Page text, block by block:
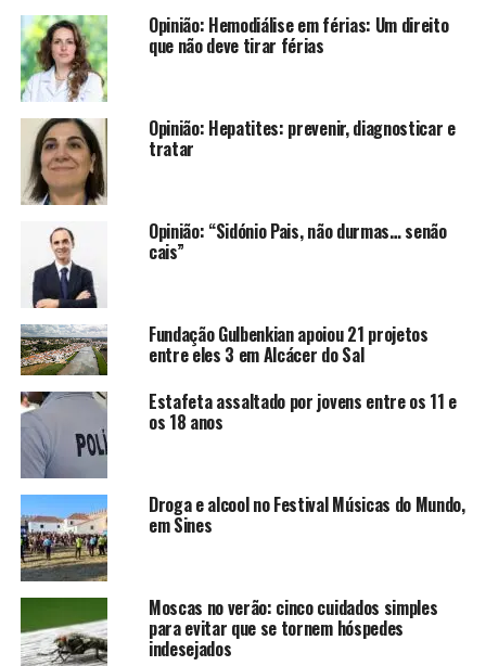
Opinião: Hemodiálise em férias: Um direito
que não deve tirar férias
Opinião: Hepatites: prevenir, diagnosticar e
tratar
Opinião: “Sidónio Pais, não durmas… senão
cais”
Fundação Gulbenkian apoiou 21 projetos
entre eles 3 em Alcácer do Sal
Estafeta assaltado por jovens entre os 11 e
os 18 anos
Droga e alcool no Festival Músicas do Mundo,
em Sines
Moscas no verão: cinco cuidados simples
para evitar que se tornem hóspedes
indesejados